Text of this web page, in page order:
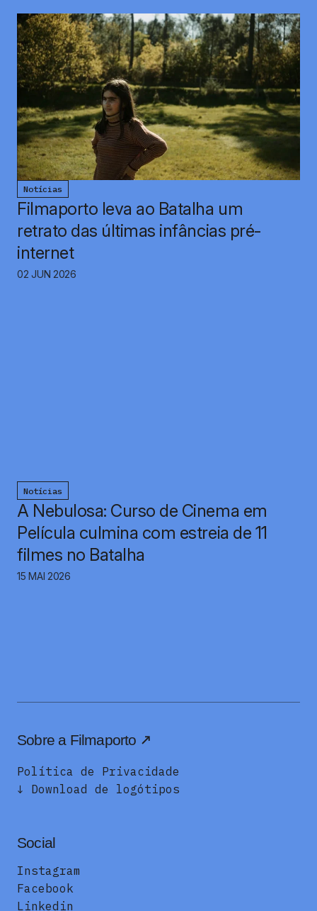
Notícias
Filmaporto leva ao Batalha um
retrato das últimas infâncias pré-
internet
02 JUN 2026
Notícias
A Nebulosa: Curso de Cinema em
Película culmina com estreia de 11
filmes no Batalha
15 MAI 2026
Sobre a Filmaporto
Política de Privacidade
↓ Download de logótipos
Social
Instagram
Facebook
Linkedin